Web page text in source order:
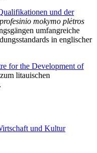
und der
mokymo plėtros
umfangreiche
in englischer
for the Development of
litauischen
und Kultur